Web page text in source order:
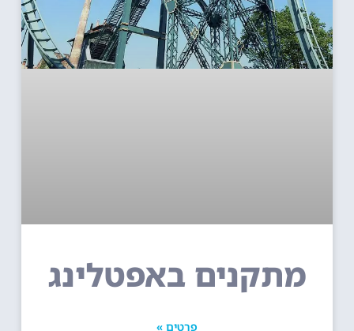
מתקנים באפטלינג
פרטים »